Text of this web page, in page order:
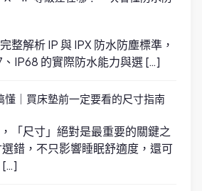
整解析 IP 與 IPX 防水防塵標準，
IP68 的實際防水能力與選 […]
懂｜買床墊前一定要看的尺寸指南
「尺寸」絕對是最重要的關鍵之
錯，不只影響睡眠舒適度，還可
[…]